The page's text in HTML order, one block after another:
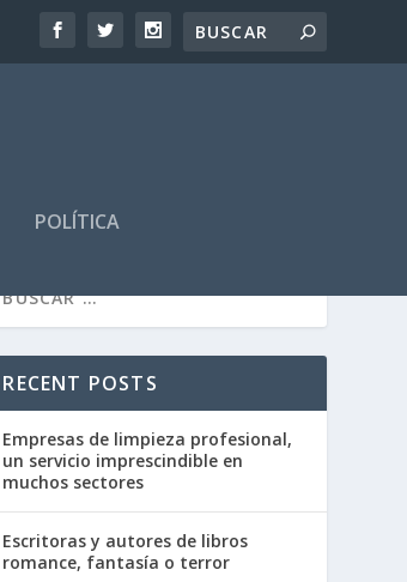
POLÍTICA
RECENT POSTS
Empresas de limpieza profesional,
un servicio imprescindible en
muchos sectores
Escritoras y autores de libros
romance, fantasía o terror